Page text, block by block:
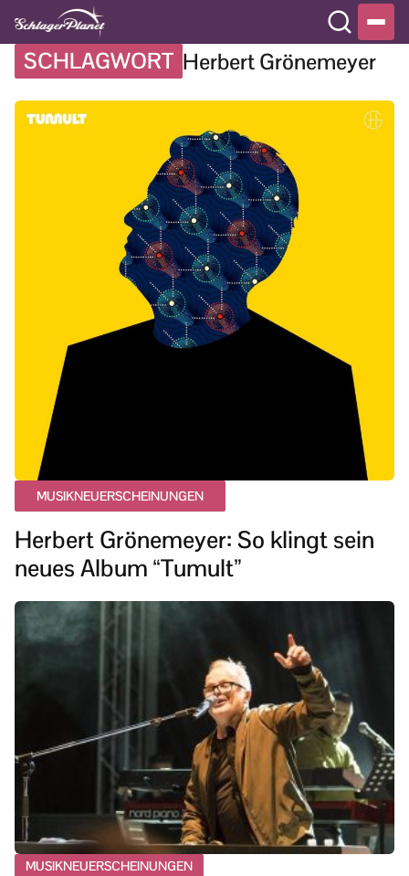
SCHLAGWORT Herbert Grönemeyer
MUSIKNEUERSCHEINUNGEN
Herbert Grönemeyer: So klingt sein
neues Album “Tumult”
MUSIKNEUERSCHEINUNGEN